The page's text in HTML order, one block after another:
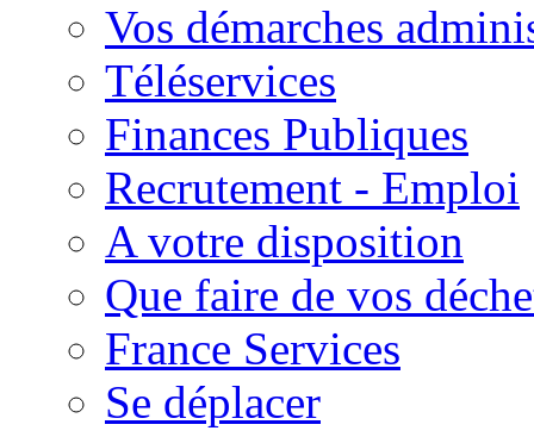
Vos démarches
Téléservices
Finances Publiques
Recrutement - Emploi
A votre disposition
Que faire de vos
France Services
Se déplacer